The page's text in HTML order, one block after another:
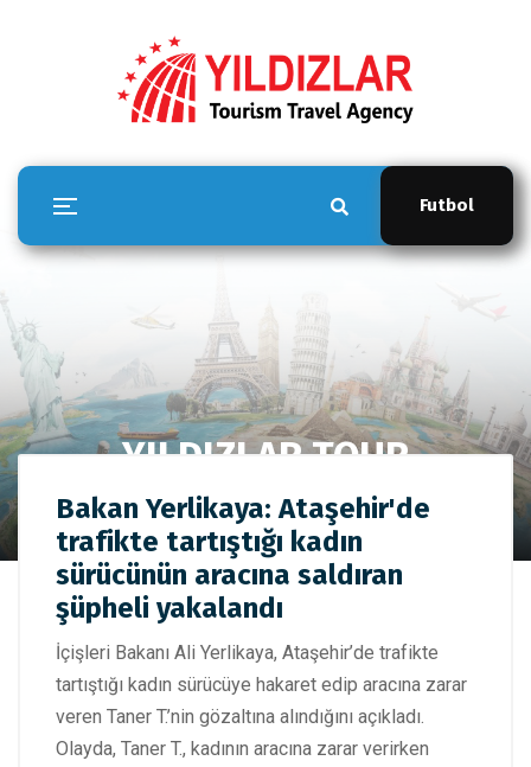
Futbol
YILDIZLAR TOUR
Anasayfa
YILDIZLAR TOUR
Bakan Yerlikaya: Ataşehir'de trafikte tartıştığı kadın
sürücünün aracına saldıran şüpheli yakalandı
Bakan Yerlikaya: Ataşehir'de
trafikte tartıştığı kadın
sürücünün aracına saldıran
şüpheli yakalandı
İçişleri Bakanı Ali Yerlikaya, Ataşehir’de trafikte
tartıştığı kadın sürücüye hakaret edip aracına zarar
veren Taner T.’nin gözaltına alındığını açıkladı.
Olayda, Taner T., kadının aracına zarar verirken